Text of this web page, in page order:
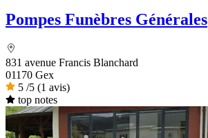
Pompes Funèbres Générales
831 avenue Francis Blanchard
01170 Gex
5 /5 (1 avis)
top notes